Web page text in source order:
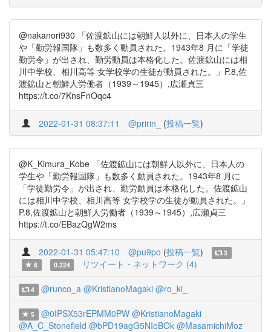
@nakanori930 「佐渡鉱山には朝鮮人以外に、日本人の学生
や「勤労報国隊」も数多く動員された。1943年8 月に「学徒
勤労令」が出され、勤労動員は本格化した。佐渡鉱山には相
川中学校、相川高等 女学校学の生徒が動員された。」P.8,佐
渡鉱山と朝鮮人労働者（1939～1945）,広瀬貞三
https://t.co/7KnsFnOqc4
2022-01-31 08:37:11 @pririn_ (投稿一覧)
@K_Kimura_Kobe 「佐渡鉱山には朝鮮人以外に、日本人の
学生や「勤労報国隊」も数多く動員された。1943年8 月に
「学徒勤労令」が出され、勤労動員は本格化した。佐渡鉱山
には相川中学校、相川高等 女学校学の生徒が動員された。」
P.8,佐渡鉱山と朝鮮人労働者（1939～1945）,広瀬貞三
https://t.co/EBazQgW2ms
2022-01-31 05:47:10 @pu9po (投稿一覧)
3
6
0.224 リツイート・ネットワーク (4)
4 @runco_a @KristianoMagaki @ro_ki_
5 @0IPSX53rEPMM0PW @KristianoMagaki
@A_C_Stonefield @bPD19agG5NIoBOk @MasamichiMoz